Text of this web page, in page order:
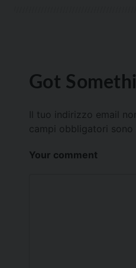
Got
Il tuo indirizzo email
campi obbligatori sono
Your comment